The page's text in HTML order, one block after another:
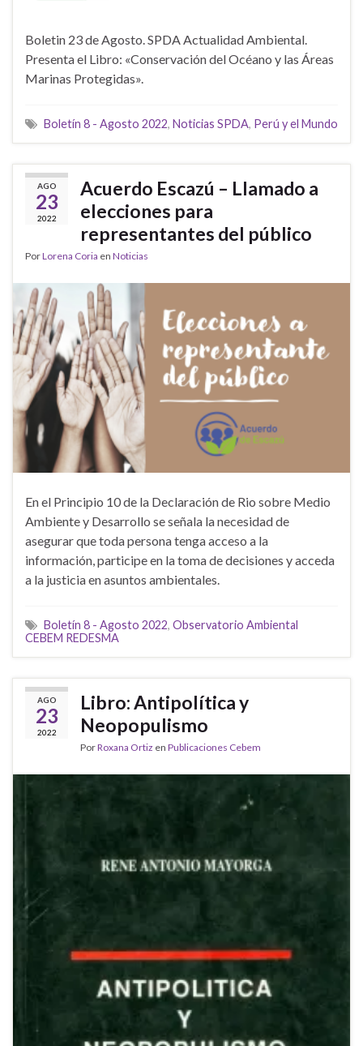
Boletin 23 de Agosto. SPDA Actualidad Ambiental.
Presenta el Libro: «Conservación del Océano y las Áreas
Marinas Protegidas».
Boletín 8 - Agosto 2022, Noticias SPDA, Perú y el Mundo
AGO
23
2022
Acuerdo Escazú – Llamado a
elecciones para
representantes del público
PorLorena Coria en Noticias
En el Principio 10 de la Declaración de Rio sobre Medio
Ambiente y Desarrollo se señala la necesidad de
asegurar que toda persona tenga acceso a la
información, participe en la toma de decisiones y acceda
a la justicia en asuntos ambientales.
Boletín 8 - Agosto 2022, Observatorio Ambiental
CEBEM REDESMA
AGO
23
2022
Libro: Antipolítica y
Neopopulismo
PorRoxana Ortiz en Publicaciones Cebem